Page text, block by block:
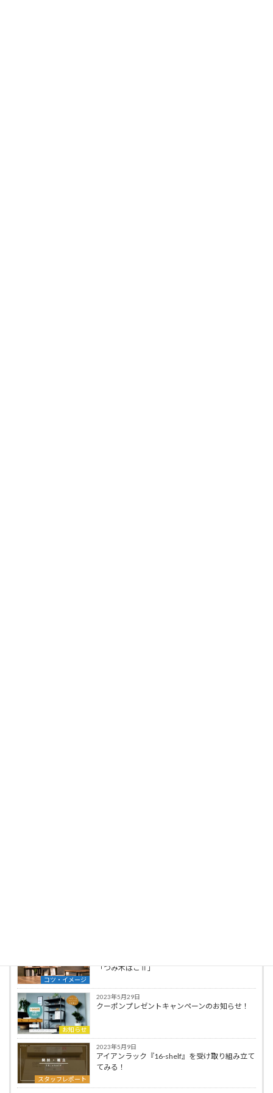
コツ・イメージ
「つみ木ばこⅡ」
お知らせ
2023年5月29日
クーポンプレゼントキャンペーンのお知らせ！
スタッフレポート
2023年5月9日
アイアンラック『16-shelf』を受け取り組み立て
てみる！